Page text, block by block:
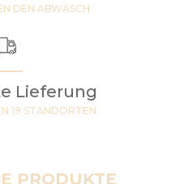
DEN ABWASCH
Lieferung
19 STANDORTEN
PRODUKTE